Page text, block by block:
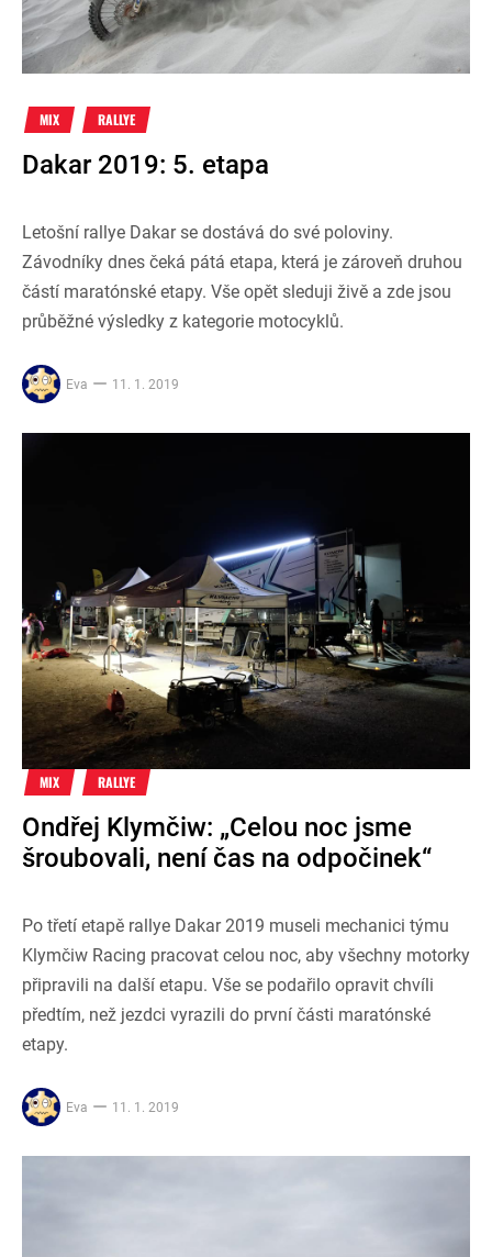
MIX RALLYE
Dakar 2019: 5. etapa
Letošní rallye Dakar se dostává do své poloviny.
Závodníky dnes čeká pátá etapa, která je zároveň druhou
částí maratónské etapy. Vše opět sleduji živě a zde jsou
průběžné výsledky z kategorie motocyklů.
Eva 11. 1. 2019
MIX RALLYE
Ondřej Klymčiw: „Celou noc jsme
šroubovali, není čas na odpočinek“
Po třetí etapě rallye Dakar 2019 museli mechanici týmu
Klymčiw Racing pracovat celou noc, aby všechny motorky
připravili na další etapu. Vše se podařilo opravit chvíli
předtím, než jezdci vyrazili do první části maratónské
etapy.
Eva 11. 1. 2019